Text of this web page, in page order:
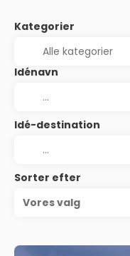
Kategorier
Idénavn
Idé-destination
Sorter efter
Vores valg